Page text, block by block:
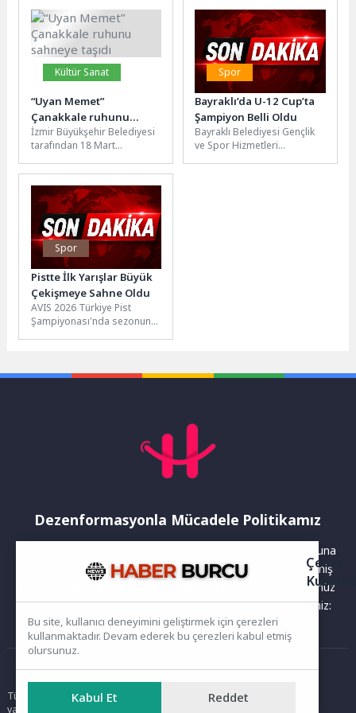
Kültür Sanat
“Uyan Memet”
Çanakkale ruhunu
sahneye taşıdı
İzmir Büyükşehir Belediyesi
tarafından 18 Mart
Anma Günü etkinlikleri
kapsamında hazırlanan...
Spor
Bayraklı’da U-12 Cup’ta
Şampiyon Belli Oldu
Bayraklı Belediyesi Gençlik
ve Spor Hizmetleri
Spor
Pistte İlk Yarışlar Büyük
Çekişmeye Sahne Oldu
AVIS 2026 Türkiye Pist
Şampiyonası'nda sezonun
Dezenformasyonla Mücadele Politikamız
Yayınlanan haberler doğruluk ilkesi gözetilerek hazırlanır. Buna
rağmen bazı içeriklerde eksik, hatalı veya güncelliğini yitirmiş
bilgiler bulunabilir.Yanlış veya yanıltıcı olduğunu düşündüğünüz
haberleri aşağıdaki iletişim kanallarından bize bildirebilirsiniz:
Ana Sayfa
Tüm hakları saklıdır. Sitede yer alan içerikler izinsiz kopyalanamaz,
yayımlanamaz ve kullanılamaz.
Çerez
Bu site, kullanıcı deneyimini geliştirmek için çerezleri
kullanmaktadır. Devam ederek bu çerezleri kabul etmiş
olursunuz.
Kabul Et Reddet